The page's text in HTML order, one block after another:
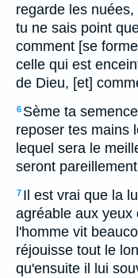
regarde les
tu ne sais point
comment [se
celle qui est
de Dieu, [et]
6 Sème ta
reposer tes mains
lequel sera le
seront
7 Il est vrai que la
agréable aux yeux
l'homme vit
réjouisse tout le
qu'ensuite il lui